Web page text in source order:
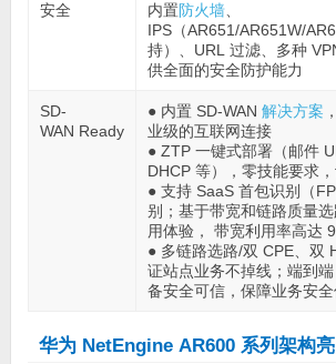
安全 内置防火墙、
IPS（AR651/AR651W/
持）、URL 过滤、多种
供全面的安全防护能力
SD-
WAN Ready
● 内置 SD-WAN 解决方案
业级的互联网连接
● ZTP 一键式部署（邮件
DHCP 等），零技能要求
● 支持 SaaS 首包识别（
别；基于带宽和链路质量
用体验， 带宽利用率高达
● 多链路选路/双 CPE、双
证站点业务不掉线；端到
备安全可信，保障业务安
华为 NetEngine AR600 系列架构